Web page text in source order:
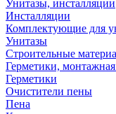
Унитазы, инсталляции
Инсталляции
Комплектующие для
Унитазы
Строительные
Герметики,
Герметики
Очистители пены
Пена